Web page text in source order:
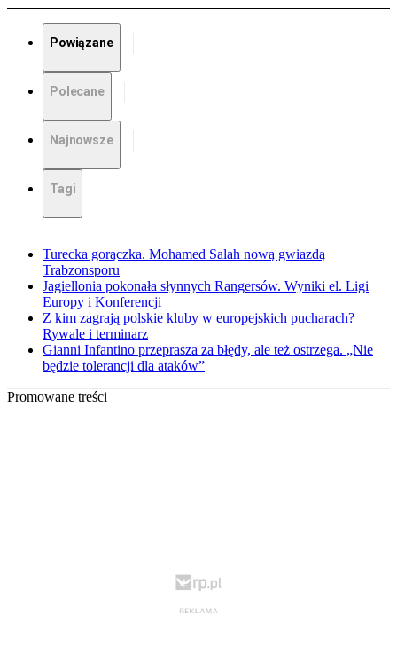
Powiązane
Polecane
Najnowsze
Tagi
Turecka gorączka. Mohamed Salah nową gwiazdą
Trabzonsporu
Jagiellonia pokonała słynnych Rangersów. Wyniki el. Ligi
Europy i Konferencji
Z kim zagrają polskie kluby w europejskich pucharach?
Rywale i terminarz
Gianni Infantino przeprasza za błędy, ale też ostrzega. „Nie
będzie tolerancji dla ataków”
Promowane treści